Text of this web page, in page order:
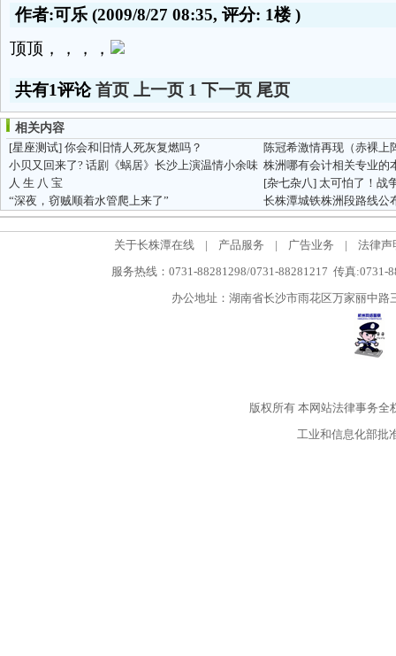
作者:可乐 (2009/8/27 08:35, 评分: 1楼)
顶顶，，，，
共有1评论首页 上一页 1 下一页 尾页
相关内容
[星座测试] 你会和旧情人死灰复燃吗？
陈冠希激情再现（赤裸上
小贝又回来了? 话剧《蜗居》长沙上演温情小余味 株洲哪有会计相关专业的
人 生 八 宝
[杂七杂八]太可怕了！战争中最好不
“深夜，窃贼顺着水管爬上来了”
关于长株潭在线 | 产品服务 | 广告业务 |
法律声
服务热线：0731-88281298/0731-88281217 传真:0731-
办公地址：湖南省长沙市雨花区万家丽中
版权所有本网站法律事务全
工业和信息化部批